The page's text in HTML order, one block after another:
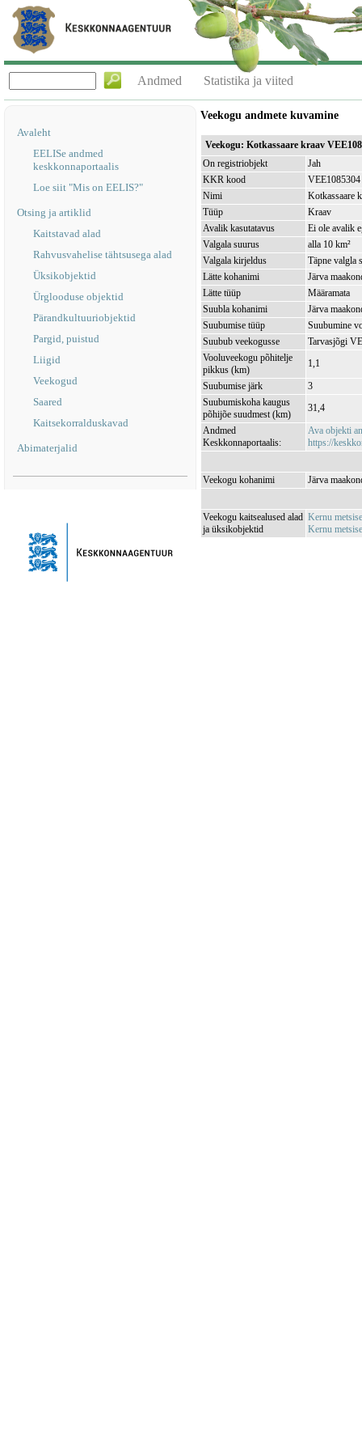
Andmed Statistika ja viited
Avaleht
EELISe andmed
keskkonnaportaalis
Loe siit "Mis on EELIS?"
Otsing ja artiklid
Kaitstavad alad
Rahvusvahelise tähtsusega alad
Üksikobjektid
Ürglooduse objektid
Pärandkultuuriobjektid
Pargid, puistud
Liigid
Veekogud
Saared
Kaitsekorralduskavad
Abimaterjalid
Veekogu andmete kuvamine
Veekogu: Kotkassaare kraav
On registriobjekt
Jah
KKR kood
VEE1085304
Nimi
Kotkassaare
Tüüp
Kraav
Avalik kasutatavus
Ei ole avalik
Valgala suurus
alla 10 km²
Valgala kirjeldus
Täpne valgla
Lätte kohanimi
Järva
Lätte tüüp
Määramata
Suubla kohanimi
Järva
Suubumise tüüp
Suubumine
Suubub veekogusse
Tarvasjõgi
Vooluveekogu põhitelje
pikkus (km)
1,1
Suubumise järk
3
Suubumiskoha kaugus
põhijõe suudmest (km)
31,4
Andmed
Keskkonnaportaalis:
Ava objekti
https://
Veekogu kohanimi Järva
Veekogu kaitsealused alad
ja üksikobjektid
Kernu
Kernu